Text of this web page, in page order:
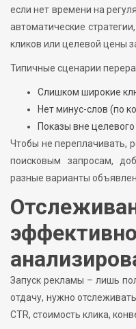
если нет времени на
автоматические
кликов или целевой цены
Типичные сценарии
Слишком широкие
Нет минус-слов (по
Показы вне
Чтобы не переплачивать,
поисковым запросам,
разные варианты
Запуск рекламы – лишь
отдачу, нужно
CTR, стоимость клика,